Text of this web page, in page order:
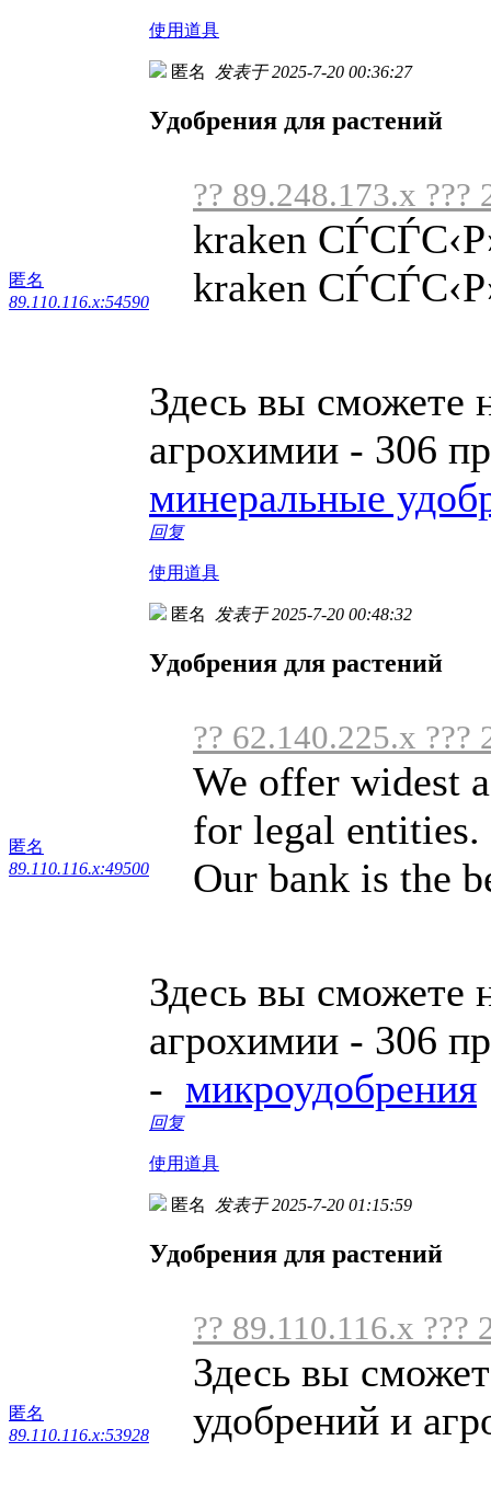
使用道具
匿名
89.110.116.x:54590
匿名 发表于 2025-7-20 00:36:27
Удобрения для растений
?? 89.248.173.x ???
kraken
kraken
Здесь вы сможете
агрохимии - 306
минеральные
回复
使用道具
匿名
89.110.116.x:49500
匿名 发表于 2025-7-20 00:48:32
Удобрения для растений
?? 62.140.225.x ???
We offer widest
for legal entities.
Our bank is the
Здесь вы сможете
агрохимии - 306
- микроудобрения
回复
使用道具
匿名
89.110.116.x:53928
匿名 发表于 2025-7-20 01:15:59
Удобрения для растений
?? 89.110.116.x ???
Здесь вы
удобрений и